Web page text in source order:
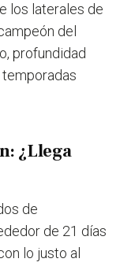
los laterales de
del
profundidad
¿Llega
de
de 21 días
lo justo al